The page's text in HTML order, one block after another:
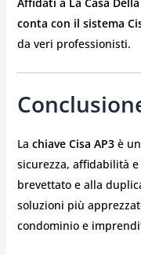
Affidati a La Casa
conta con il sistema
da veri professionisti.
La chiave Cisa AP3è
sicurezza, affidabilità
brevettato e alla
soluzioni più
condominio e